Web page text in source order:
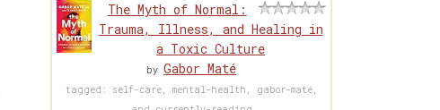
The Myth of Normal:
Trauma, Illness, and Healing in
a Toxic Culture
byGabor Maté
tagged: self-care, mental-health, gabor-maté,